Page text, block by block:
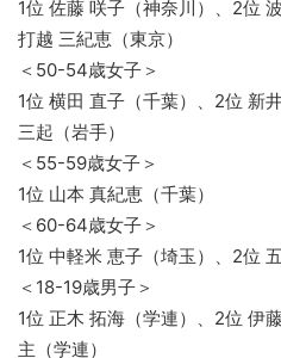
1位 佐藤 咲子（神奈川）、2位
打越 三紀恵（東京）
＜50-54歳女子＞
1位 横田 直子（千葉）、2位 新
三起（岩手）
＜55-59歳女子＞
1位 山本 真紀恵（千葉）
＜60-64歳女子＞
1位 中軽米 恵子（埼玉）、2位
＜18-19歳男子＞
1位 正木 拓海（学連）、2位 伊
主（学連）